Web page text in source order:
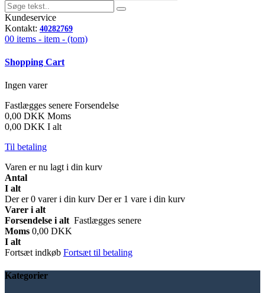
Kundeservice
Kontakt: 40282769
00 items - item - (tom)
Shopping Cart
Ingen varer
Fastlægges senere Forsendelse
0,00 DKK Moms
0,00 DKK I alt
Til betaling
Varen er nu lagt i din kurv
Antal
I alt
Der er0 varer i din kurv Der er 1 vare i din kurv
Varer i alt
Forsendelse i alt Fastlægges senere
Moms 0,00 DKK
I alt
Fortsæt indkøb Fortsæt til betaling
Kategorier